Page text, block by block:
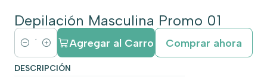
Depilación Masculina Promo 01
a
Agregar al Carro Comprar ahora
DESCRIPCIÓN